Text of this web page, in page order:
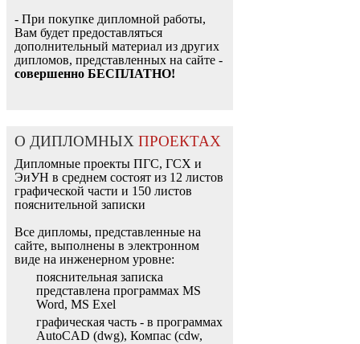
- При покупке дипломной работы,
Вам будет предоставляться
дополнительный материал из других
дипломов, представленных на сайте -
совершенно БЕСПЛАТНО!
О ДИПЛОМНЫХ ПРОЕКТАХ
Дипломные проекты ПГС, ГСХ и
ЭиУН в среднем состоят из 12 листов
графической части и 150 листов
пояснительной записки
Все дипломы, представленные на
сайте, выполнены в электронном
виде на инженерном уровне:
пояснительная записка
представлена программах MS
Word, MS Exel
графическая часть - в программах
AutoCAD (dwg), Компас (cdw,